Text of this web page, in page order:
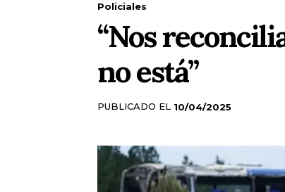
Policiales
“Nos
no está”
PUBLICADO EL 10/04/2025